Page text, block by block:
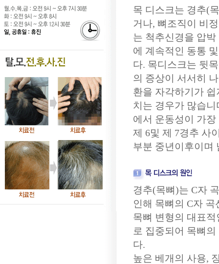
목 디스크는 경추(
거나, 뼈조직이 비
는 척추신경을 압
에 계속적인 동통
다. 목디스크는 뒷
의 증상이 서서히
환을 자각하기가
치는 경우가 많습
에서 운동성이 가
제 6및 제 7경추 사
부분 중년이후이며
경추(목뼈)는 C자
인해 목뼈의 C자
목뼈 변형의 대표
로 집중되어 목뼈
다.
높은 베개의 사용,